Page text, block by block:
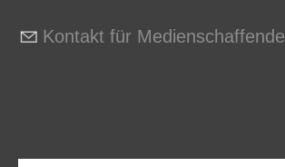
Kontakt für Medienschaffende